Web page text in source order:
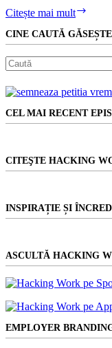
Citește mai mult
să
de
CINE CAUTĂ GĂSEȘTE
Niciun
CEL MAI RECENT
CITEŞTE HACKING
INSPIRAȚIE ȘI
ASCULTĂ HACKING
EMPLOYER